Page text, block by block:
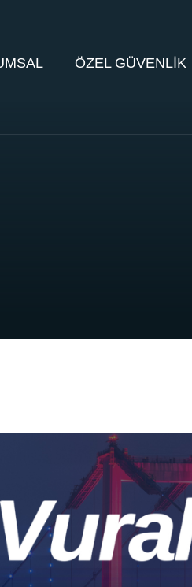
ÖZEL GÜVENLİK